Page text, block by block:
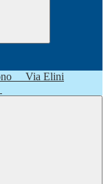
Via Elini